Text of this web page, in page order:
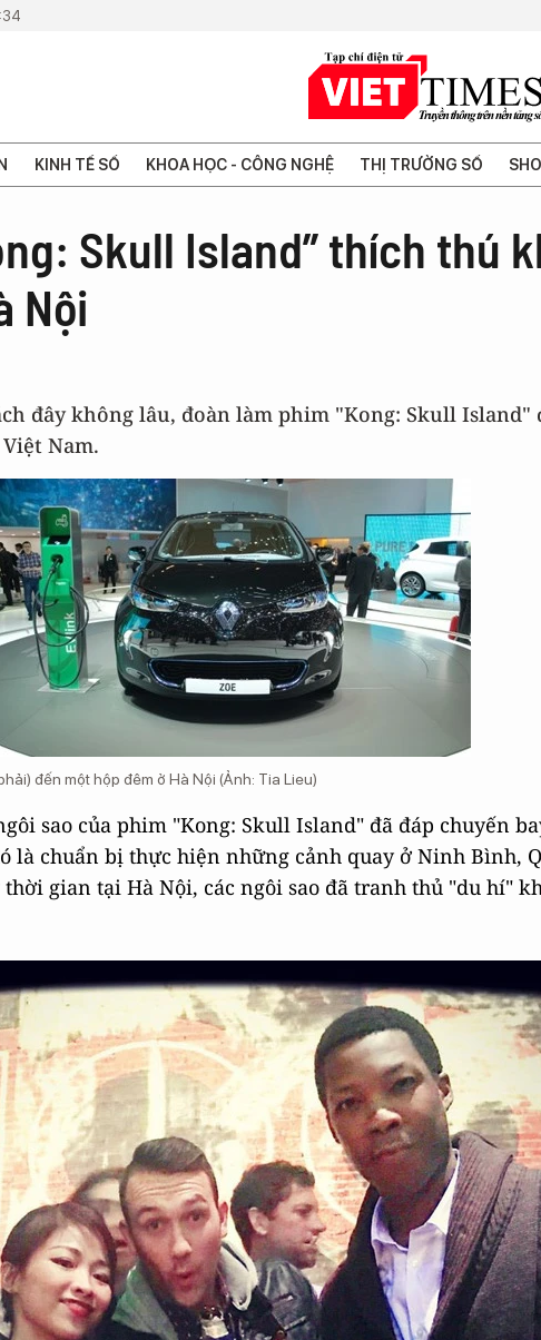
KINH TẾ SỐ KHOA HỌC - CÔNG NGHỆ THỊ TRƯỜNG SỐ
Skull Island” thích thú
Nội
đây không lâu, đoàn làm phim "Kong: Skull
Nam.
đến một hộp đêm ở Hà Nội (Ảnh: Tia Lieu)
sao của phim "Kong: Skull Island" đã đáp chuyến
là chuẩn bị thực hiện những cảnh quay ở Ninh Bình,
gian tại Hà Nội, các ngôi sao đã tranh thủ "du hí"